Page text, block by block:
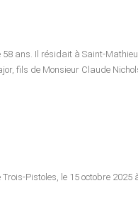
58 ans. Il résidait à Saint-
fils de Monsieur Claude
Pistoles, le 15 octobre 2025